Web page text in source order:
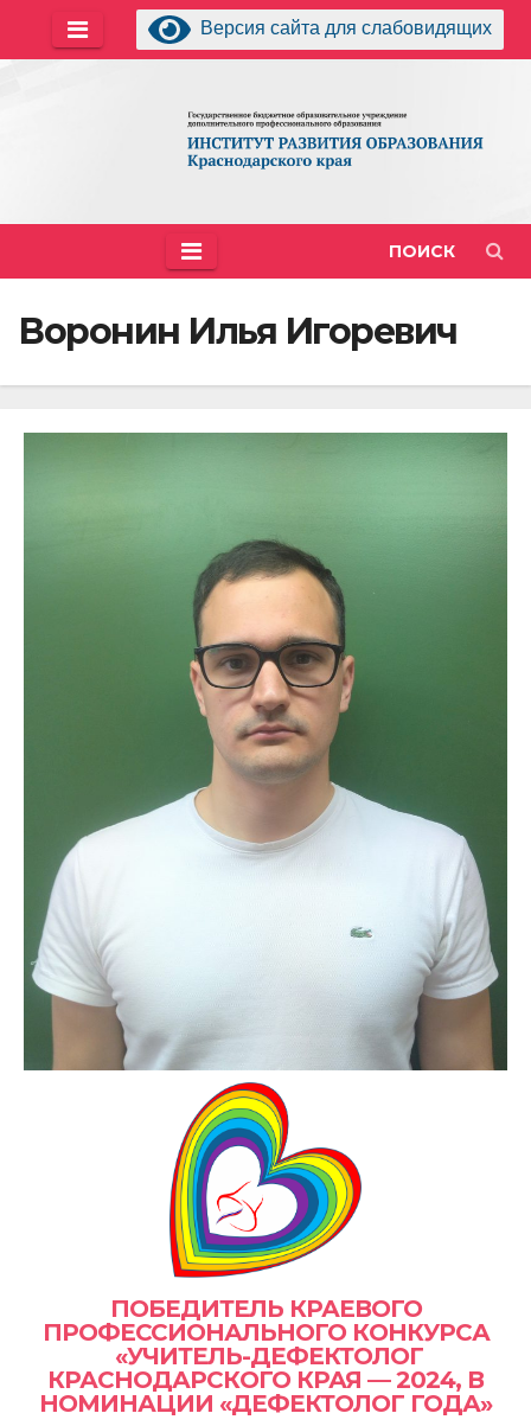
Версия сайта для слабовидящих
ПОИСК
Воронин Илья Игоревич
ПОБЕДИТЕЛЬ КРАЕВОГО
ПРОФЕССИОНАЛЬНОГО КОНКУРСА
«УЧИТЕЛЬ-ДЕФЕКТОЛОГ
КРАСНОДАРСКОГО КРАЯ — 2024, В
НОМИНАЦИИ «ДЕФЕКТОЛОГ ГОДА»